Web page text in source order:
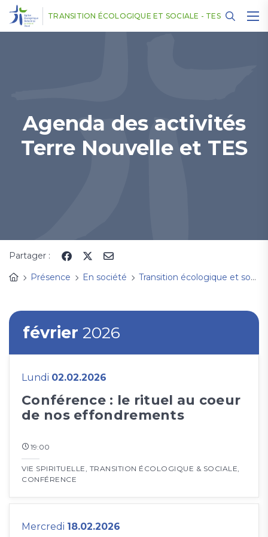
TRANSITION ÉCOLOGIQUE ET SOCIALE - TES
Agenda des activités
Terre Nouvelle et TES
Partager :
Présence
En société Transition écologique et sociale
février 2026
Lundi 02.02.2026
Conférence : le rituel au coeur
de nos effondrements
VIE SPIRITUELLE, TRANSITION ÉCOLOGIQUE & SOCIALE,
CONFÉRENCE
19:00
Mercredi 18.02.2026
Panneau de gestion des cookies